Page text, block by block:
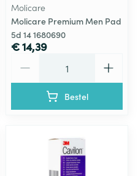
Molicare
Molicare Premium Men Pad
5d 14 1680690
€ 14,39
Bestel